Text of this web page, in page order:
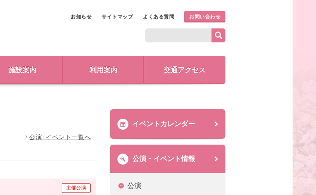
お知らせ サイトマップ よくある質問 お問い合わせ
施設案内 利用案内 交通アクセス
公演･イベント一覧へ
主催公演
イベントカレンダー
公演・イベント情報
公演